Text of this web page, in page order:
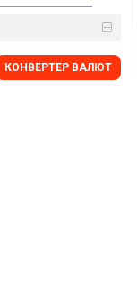
КОНВЕРТЕР ВАЛЮТ